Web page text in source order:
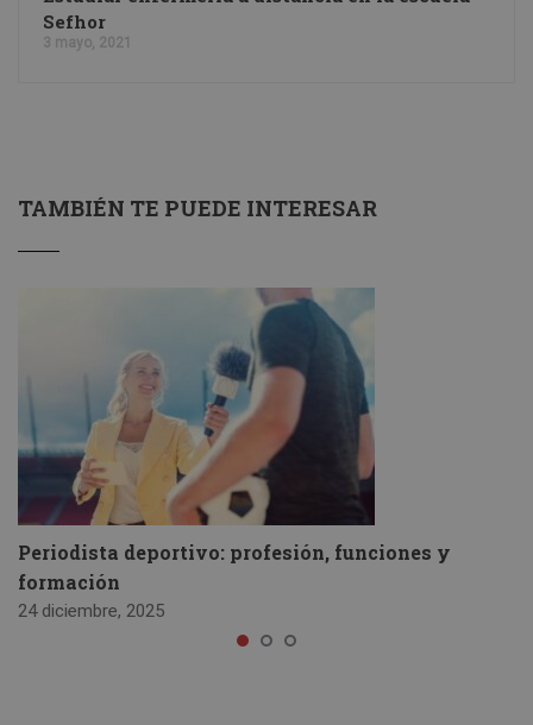
Sefhor
3 mayo, 2021
TAMBIÉN TE PUEDE INTERESAR
Periodista deportivo: profesión, funciones y
formación
24 diciembre, 2025